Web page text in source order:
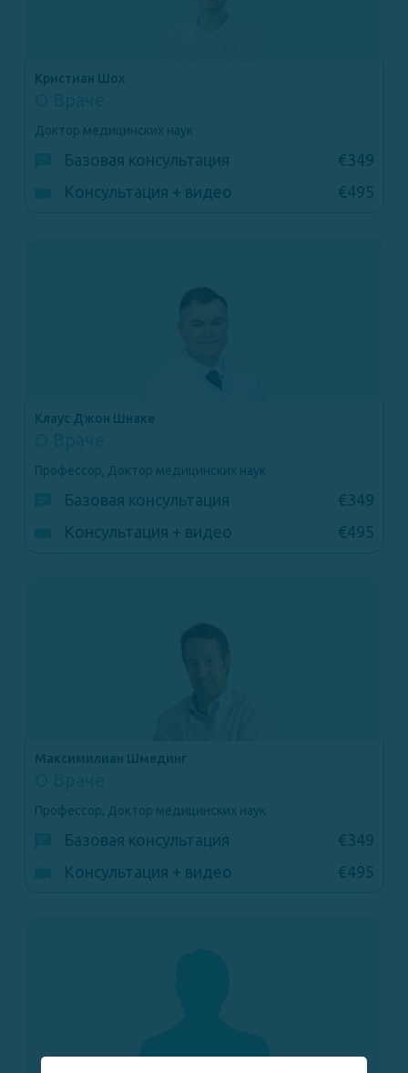
Кристиан Шох
Доктор медицинских наук
Базовая консультация
€349
Консультация + видео
€495
Клаус Джон Шнаке
Профессор, Доктор медицинских наук
Базовая консультация
€349
Консультация + видео
€495
Максимилиан Шмединг
Профессор, Доктор медицинских наук
Базовая консультация
€349
Консультация + видео
€495